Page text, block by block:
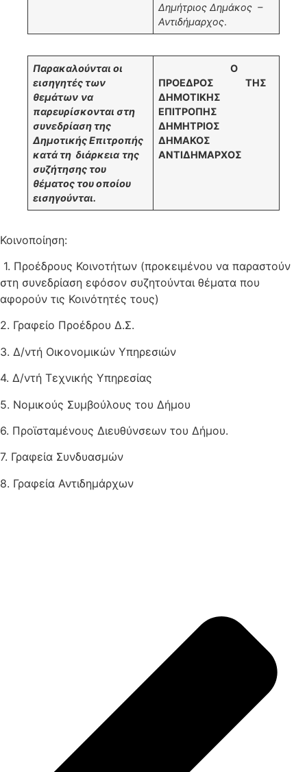
Δημήτριος Δημάκος –
Αντιδήμαρχος.
Παρακαλούνται οι
εισηγητές των
θεμάτων να
παρευρίσκονται στη
συνεδρίαση της
Δημοτικής Επιτροπής
κατά τη διάρκεια της
συζήτησης του
θέματος του οποίου
εισηγούνται.
Ο
ΠΡΟΕΔΡΟΣ
ΤΗΣ
ΔΗΜΟΤΙΚΗΣ
ΕΠΙΤΡΟΠΗΣ
ΔΗΜΗΤΡΙΟΣ
ΔΗΜΑΚΟΣ
ΑΝΤΙΔΗΜΑΡΧΟΣ
Κοινοποίηση:
1. Προέδρους Κοινοτήτων (προκειμένου να παραστούν
στη συνεδρίαση εφόσον συζητούνται θέματα που
αφορούν τις Κοινότητές τους)
2. Γραφείο Προέδρου Δ.Σ.
3. Δ/ντή Οικονομικών Υπηρεσιών
4. Δ/ντή Τεχνικής Υπηρεσίας
5. Νομικούς Συμβούλους του Δήμου
6. Προϊσταμένους Διευθύνσεων του Δήμου.
7. Γραφεία Συνδυασμών
8. Γραφεία Αντιδημάρχων